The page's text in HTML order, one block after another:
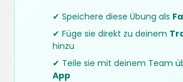
✔ Speichere diese Übung als
✔ Füge sie direkt zu deinem
hinzu
✔ Teile sie mit deinem Team
App